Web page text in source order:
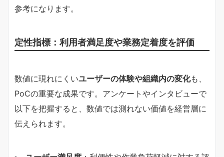
参考になります。
定性指標：利用者満足度や業務定着度を評価
数値に現れにくいユーザーの体験や組織内の変化も、
PoCの重要な成果です。アンケートやインタビューで
以下を把握すると、数値では測れない価値を経営層に
伝えられます。